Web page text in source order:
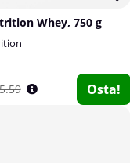
Whey, 750 g
Osta!